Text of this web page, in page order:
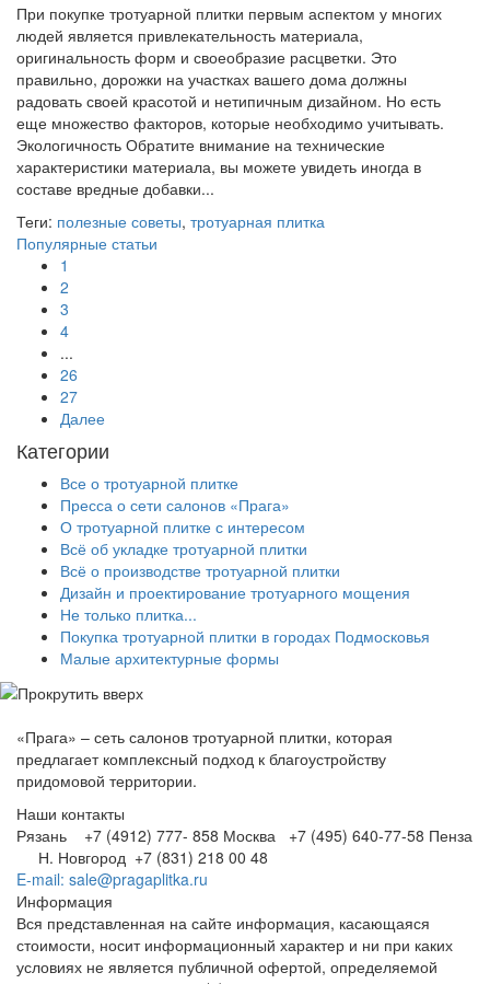
При покупке тротуарной плитки первым аспектом у многих
людей является привлекательность материала,
оригинальность форм и своеобразие расцветки. Это
правильно, дорожки на участках вашего дома должны
радовать своей красотой и нетипичным дизайном. Но есть
еще множество факторов, которые необходимо учитывать.
Экологичность Обратите внимание на технические
характеристики материала, вы можете увидеть иногда в
составе вредные добавки...
Теги: полезные советы, тротуарная плитка
Популярные статьи
1
2
3
4
...
26
27
Далее
Категории
Все о тротуарной плитке
Пресса о сети салонов «Прага»
О тротуарной плитке с интересом
Всё об укладке тротуарной плитки
Всё о производстве тротуарной плитки
Дизайн и проектирование тротуарного мощения
Не только плитка...
Покупка тротуарной плитки в городах Подмосковья
Малые архитектурные формы
«Прага» – сеть салонов тротуарной плитки, которая
предлагает комплексный подход к благоустройству
придомовой территории.
Наши контакты
Рязань +7 (4912) 777- 858 Москва +7 (495) 640-77-58 Пенза
Н. Новгород +7 (831) 218 00 48
E-mail: sale@pragaplitka.ru
Информация
Вся представленная на сайте информация, касающаяся
стоимости, носит информационный характер и ни при каких
условиях не является публичной офертой, определяемой